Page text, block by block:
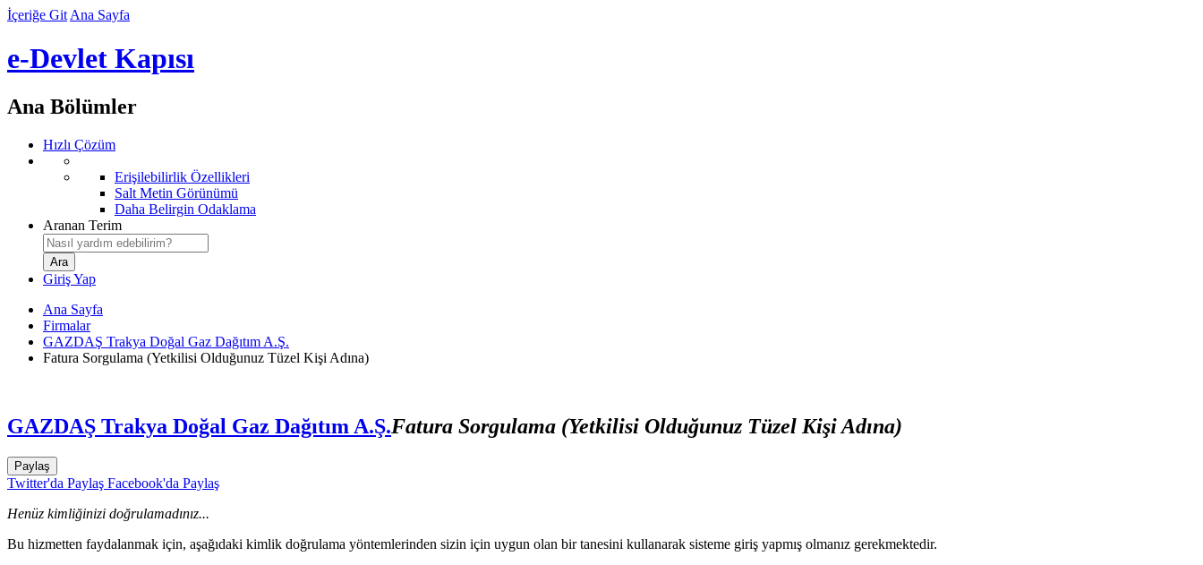
İçeriğe Git Ana Sayfa
e-Devlet Kapısı
Ana Bölümler
Hızlı Çözüm
Erişilebilirlik Özellikleri
Salt Metin Görünümü
Daha Belirgin Odaklama
Aranan Terim
Giriş Yap
Ana Sayfa
Firmalar
GAZDAŞ Trakya Doğal Gaz Dağıtım A.Ş.
Fatura Sorgulama (Yetkilisi Olduğunuz Tüzel Kişi Adına)
GAZDAŞ Trakya Doğal Gaz Dağıtım A.Ş.Fatura Sorgulama (Yetkilisi Olduğunuz Tüzel Kişi Adına)
Paylaş
Twitter'da Paylaş Facebook'da Paylaş
Henüz kimliğinizi doğrulamadınız...
Bu hizmetten faydalanmak için, aşağıdaki kimlik doğrulama yöntemlerinden sizin için uygun olan bir tanesini kullanarak sisteme giriş yapmış olmanız gerekmektedir.